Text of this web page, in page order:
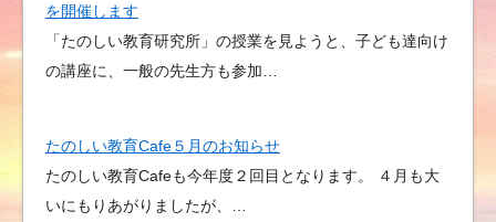
を開催します
「たのしい教育研究所」の授業を見ようと、子ども達向け
の講座に、一般の先生方も参加…
たのしい教育Cafe５月のお知らせ
たのしい教育Cafeも今年度２回目となります。 ４月も大
いにもりあがりましたが、…